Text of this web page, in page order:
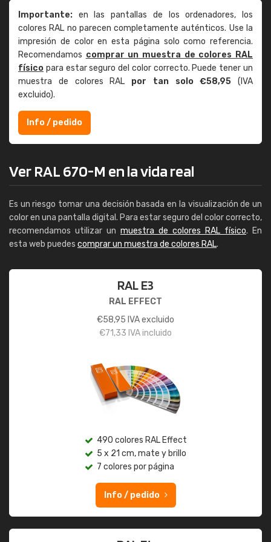
Importante: en las pantallas de los ordenadores, los
colores RAL no parecen completamente auténticos. Use la
impresión de color en esta página solo como referencia.
Recomendamos comprar un muestra de colores RAL
físico para estar seguro del color correcto. Puede tener un
muestra de colores RAL por tan solo €58,95 (IVA
excluido).
Info / pedido
Ver RAL 670-M en la vida real
Es un riesgo tomar una decisión basada en la visualización de un
color en una pantalla digital. Para estar seguro del color correcto,
recomendamos utilizar un muestra de colores RAL físico. En
esta web puedes comprar un muestra de colores RAL.
RAL E3
RAL EFFECT
€58,95 IVA excluido
€71,33 IVA incluido
490 colores RAL Effect
5 x 21 cm, mate y brillo
7 colores por página
Info / pedido